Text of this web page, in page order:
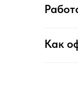
Как